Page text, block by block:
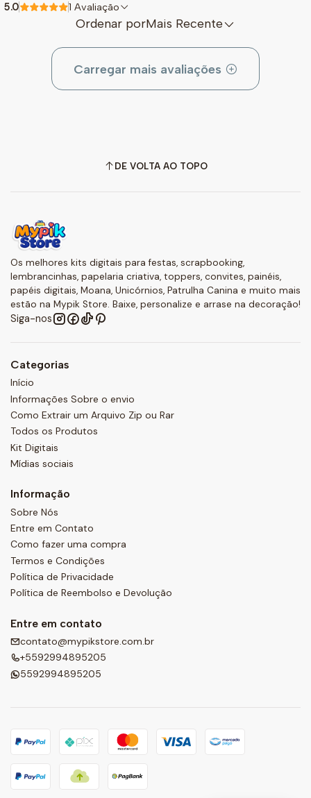
5.0 1 Avaliação
Ordenar porMais Recente
Carregar mais avaliações
DE VOLTA AO TOPO
Os melhores kits digitais para festas, scrapbooking,
lembrancinhas, papelaria criativa, toppers, convites, painéis,
papéis digitais, Moana, Unicórnios, Patrulha Canina e muito mais
estão na Mypik Store. Baixe, personalize e arrase na decoração!
Siga-nos
Categorias
Início
Informações Sobre o envio
Como Extrair um Arquivo Zip ou Rar
Todos os Produtos
Kit Digitais
Mídias sociais
Informação
Sobre Nós
Entre em Contato
Como fazer uma compra
Termos e Condições
Política de Privacidade
Política de Reembolso e Devolução
Entre em contato
contato@mypikstore.com.br
+5592994895205
5592994895205